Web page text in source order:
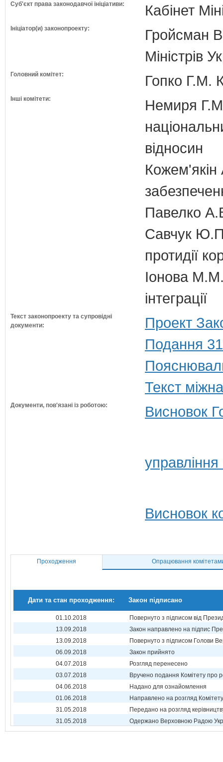
Суб'єкт права законодавчої ініціативи: Кабінет
Ініціатор(и) законопроекту:
Гройсман
Міністрів
Головний комітет: Гопко Г.М.
Інші комітети:
Немиря
відносин
Кожем'якін
Павелко
Савчук Ю.П.
протидії
Іонова М.М.
інтеграції
Текст законопроекту та супровідні
документи:
Проект
Подання
Текст
Документи, пов'язані із роботою: Висновок
Висновок
Проходження Опрацювання
Дати та стан проходження: Закон підписано
01.10.2018
Повернуто з підписом від
13.09.2018
Закон направлено на підпис
13.09.2018
Повернуто з підписом Голови
06.09.2018
Закон прийнято
04.07.2018
Розгляд перенесено
03.07.2018
Вручено подання Комітету про
04.06.2018
Надано для ознайомлення
01.06.2018
Направлено на розгляд Комітету
31.05.2018
Передано на розгляд
31.05.2018
Одержано Верховною Радою